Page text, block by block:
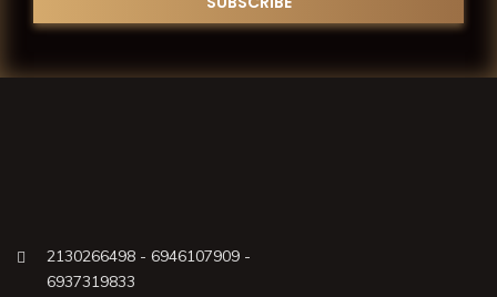
2130266498 - 6946107909 -
6937319833